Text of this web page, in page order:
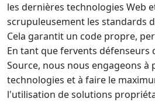
les dernières technologies Web
scrupuleusement les standards
Cela garantit un code propre,
En tant que fervents défenseurs
Source, nous nous engageons à
technologies et à faire le
l'utilisation de solutions